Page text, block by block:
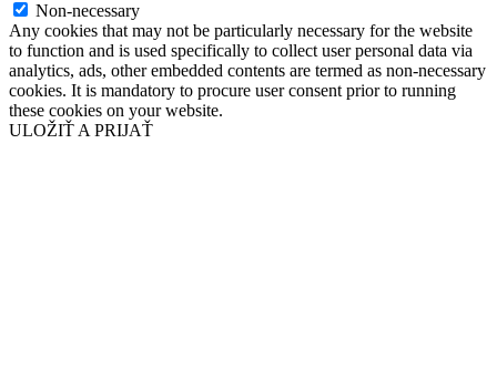
Non-necessary
Any cookies that may not be particularly necessary for the website
to function and is used specifically to collect user personal data via
analytics, ads, other embedded contents are termed as non-necessary
cookies. It is mandatory to procure user consent prior to running
these cookies on your website.
ULOŽIŤ A PRIJAŤ